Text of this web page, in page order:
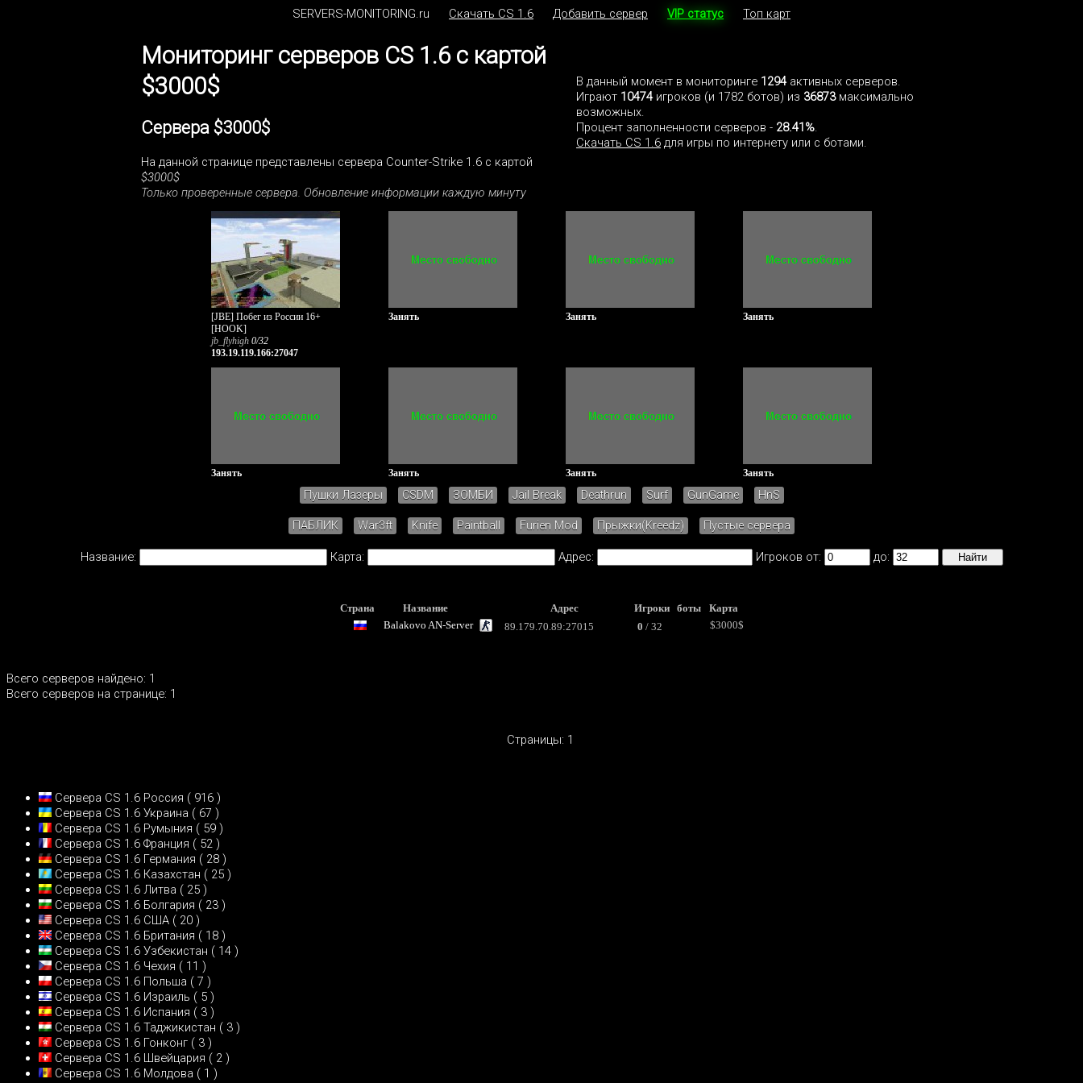
SERVERS-MONITORING.ru Скачать CS 1.6 Добавить сервер VIP статус Топ карт
Мониторинг серверов CS 1.6 с картой
$3000$
Сервера $3000$
На данной странице представлены сервера Counter-Strike 1.6 с картой
$3000$
Только проверенные сервера. Обновление информации каждую минуту
В данный момент в мониторинге 1294активных серверов.
Играют 10474игроков (и 1782 ботов) из 36873максимально
возможных.
Процент заполненности серверов - 28.41%.
Скачать CS 1.6 для игры по интернету или с ботами.
[JBE] Побег из России 16+
[HOOK]
jb_flyhigh 0/32
193.19.119.166:27047
Занять Занять Занять
Занять Занять Занять Занять
Пушки Лазеры CSDM ЗОМБИ Jail Break Deathrun Surf GunGame HnS
ПАБЛИК War3ft Knife Paintball Furien Mod Прыжки(Kreedz) Пустые сервера
Название: Карта: Адрес: Игроков от: до:
Страна Название Адрес Игроки боты
Карта
Balakovo AN-Server
89.179.70.89:27015 0 / 32 $3000$
Всего серверов найдено: 1
Всего серверов на странице: 1
Страницы: 1
Сервера CS 1.6 Россия ( 916 )
Сервера CS 1.6 Украина ( 67 )
Сервера CS 1.6 Румыния ( 59 )
Сервера CS 1.6 Франция ( 52 )
Сервера CS 1.6 Германия ( 28 )
Сервера CS 1.6 Казахстан ( 25 )
Сервера CS 1.6 Литва ( 25 )
Сервера CS 1.6 Болгария ( 23 )
Сервера CS 1.6 США ( 20 )
Сервера CS 1.6 Британия ( 18 )
Сервера CS 1.6 Узбекистан ( 14 )
Сервера CS 1.6 Чехия ( 11 )
Сервера CS 1.6 Польша ( 7 )
Сервера CS 1.6 Израиль ( 5 )
Сервера CS 1.6 Испания ( 3 )
Сервера CS 1.6 Таджикистан ( 3 )
Сервера CS 1.6 Гонконг ( 3 )
Сервера CS 1.6 Швейцария ( 2 )
Сервера CS 1.6 Молдова ( 1 )